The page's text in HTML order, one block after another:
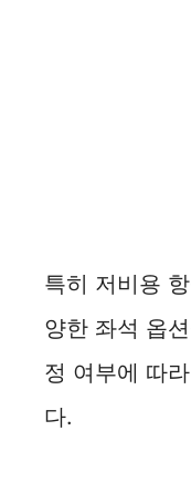
특히 저비용
양한 좌석 옵
정 여부에 따
다.